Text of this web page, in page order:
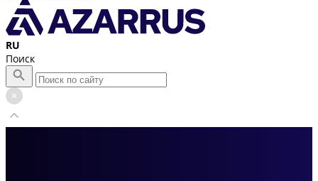
RU
Поиск